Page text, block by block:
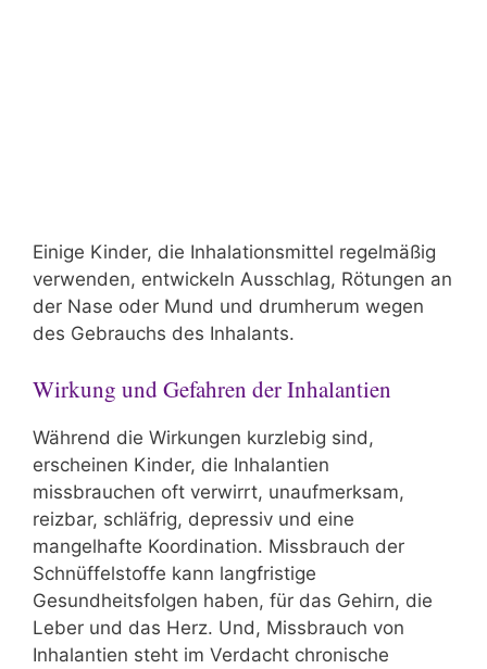
Einige Kinder, die Inhalationsmittel regelmäßig
verwenden, entwickeln Ausschlag, Rötungen an
der Nase oder Mund und drumherum wegen
des Gebrauchs des Inhalants.
Wirkung und Gefahren der Inhalantien
Während die Wirkungen kurzlebig sind,
erscheinen Kinder, die Inhalantien
missbrauchen oft verwirrt, unaufmerksam,
reizbar, schläfrig, depressiv und eine
mangelhafte Koordination. Missbrauch der
Schnüffelstoffe kann langfristige
Gesundheitsfolgen haben, für das Gehirn, die
Leber und das Herz. Und, Missbrauch von
Inhalantien steht im Verdacht chronische